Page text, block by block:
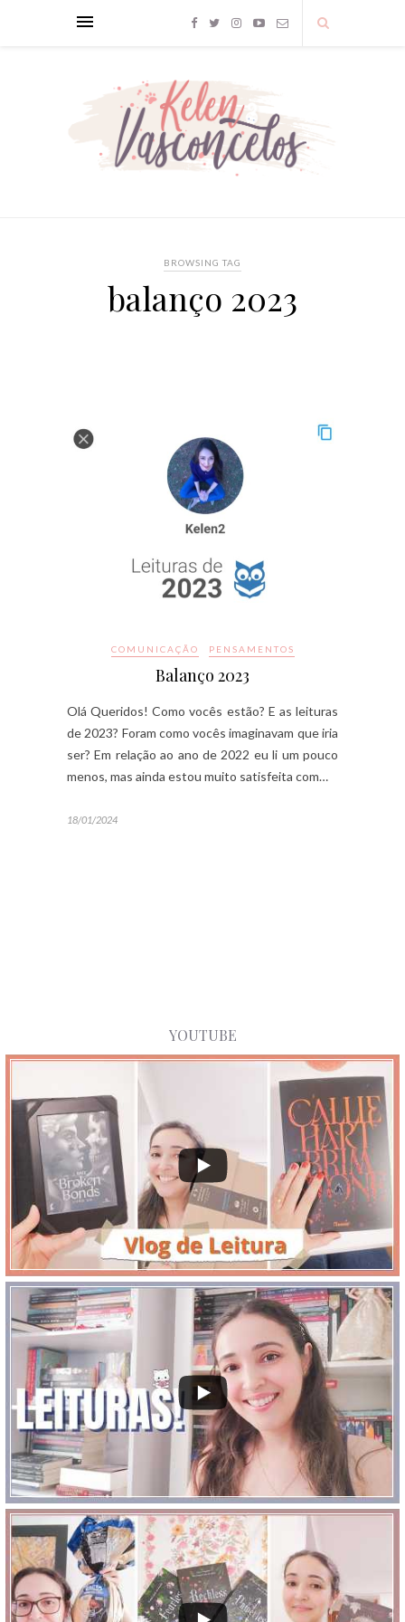
BROWSING TAG
balanço 2023
COMUNICAÇÃO PENSAMENTOS
Balanço 2023
Olá Queridos! Como vocês estão? E as leituras
de 2023? Foram como vocês imaginavam que iria
ser? Em relação ao ano de 2022 eu li um pouco
menos, mas ainda estou muito satisfeita com…
18/01/2024
YOUTUBE